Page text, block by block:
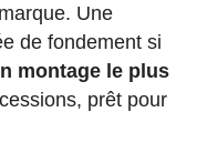
Une
de fondement si
montage le plus
prêt pour